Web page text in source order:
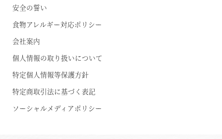
安全の誓い
食物アレルギー対応ポリシー
会社案内
個人情報の取り扱いについて
特定個人情報等保護方針
特定商取引法に基づく表記
ソーシャルメディアポリシー